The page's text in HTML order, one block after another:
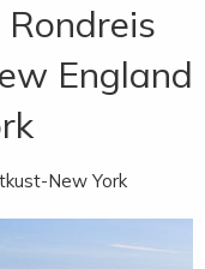
England
New York